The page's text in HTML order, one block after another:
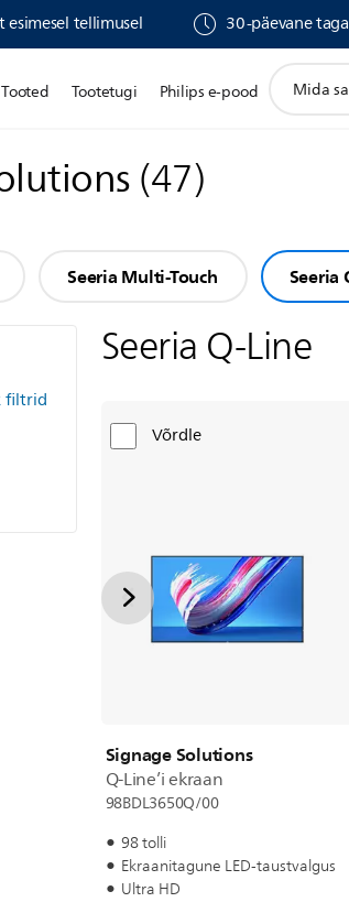
tellimusel 30-päevane
Tooted Tootetugi Philips e-pood
search
(47)
Seeria Multi-Touch Seeria
filtrid
Seeria Q-Line
Võrdle
Signage Solutions
Q-Line’i ekraan
98BDL3650Q/00
98 tolli
Ekraanitagune LED-taustvalgus
Ultra HD